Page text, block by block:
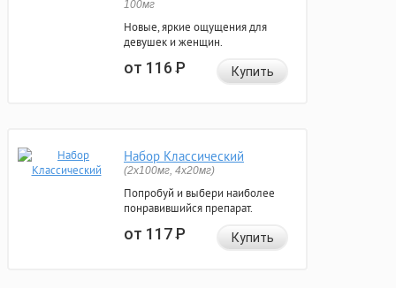
100мг
Новые, яркие ощущения для
девушек и женщин.
от 116Р Купить
Набор Классический
(2x100мг, 4x20мг)
Попробуй и выбери наиболее
понравившийся препарат.
от 117Р Купить